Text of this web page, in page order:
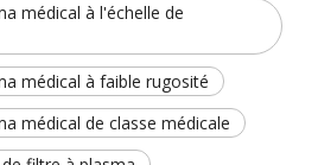
médical à l'échelle de
médical à faible rugosité
médical de classe médicale